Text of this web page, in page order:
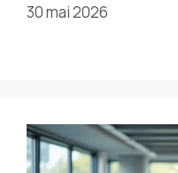
30 mai 2026